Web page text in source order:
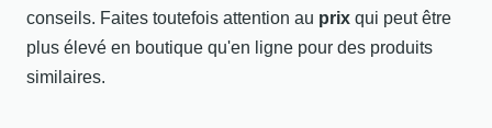
conseils. Faites toutefois attention au prix qui peut être
plus élevé en boutique qu'en ligne pour des produits
similaires.